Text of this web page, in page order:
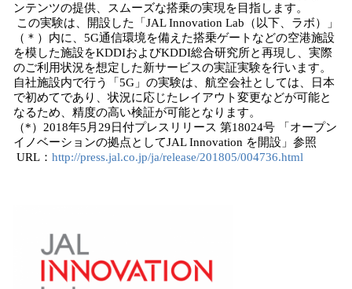
ンテンツの提供、スムーズな搭乗の実現を目指します。
この実験は、開設した「JAL Innovation Lab（以下、ラボ）」
（＊）内に、5G通信環境を備えた搭乗ゲートなどの空港施設
を模した施設をKDDIおよびKDDI総合研究所と再現し、実際
のご利用状況を想定した新サービスの実証実験を行います。
自社施設内で行う「5G」の実験は、航空会社としては、日本
で初めてであり、状況に応じたレイアウト変更などが可能と
なるため、精度の高い検証が可能となります。
（*）2018年5月29日付プレスリリース 第18024号 「オープン
イノベーションの拠点としてJAL Innovation を開設」参照
URL： http://press.jal.co.jp/ja/release/201805/004736.html